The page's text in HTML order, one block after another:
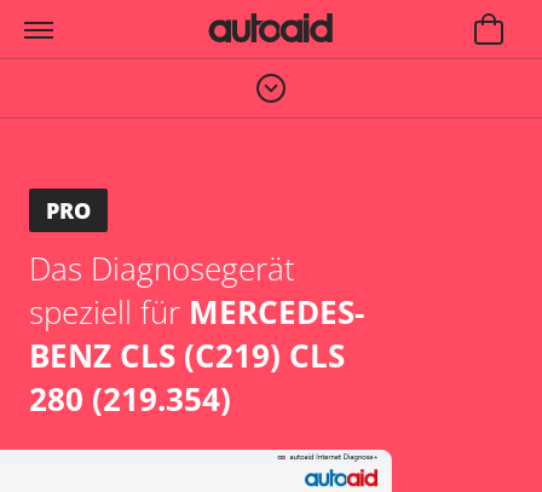
PRO
Das Diagnosegerät
speziell für MERCEDES-
BENZ CLS (C219) CLS
280 (219.354)